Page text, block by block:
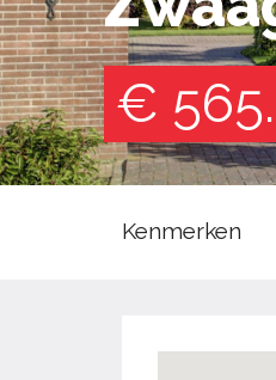
€
Kenmerken